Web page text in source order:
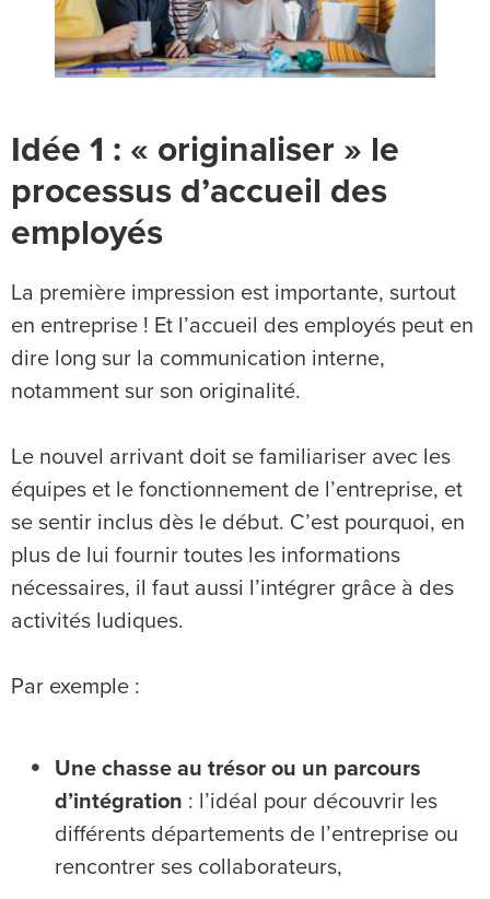
Idée 1 : « originaliser » le
processus d’accueil des
employés
La première impression est importante, surtout
en entreprise ! Et l’accueil des employés peut en
dire long sur la communication interne,
notamment sur son originalité.
Le nouvel arrivant doit se familiariser avec les
équipes et le fonctionnement de l’entreprise, et
se sentir inclus dès le début. C’est pourquoi, en
plus de lui fournir toutes les informations
nécessaires, il faut aussi l’intégrer grâce à des
activités ludiques.
Par exemple :
Une chasse au trésor ou un parcours
d’intégration : l’idéal pour découvrir les
différents départements de l’entreprise ou
rencontrer ses collaborateurs,